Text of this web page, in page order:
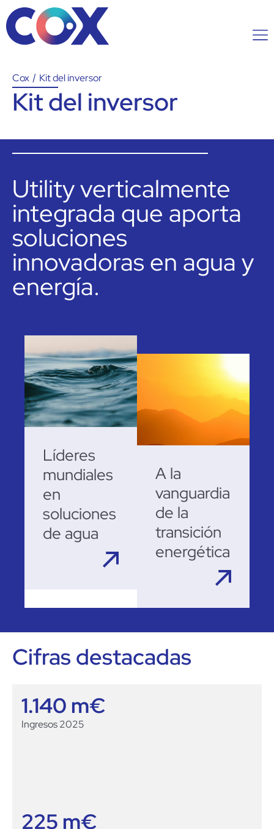
Cox / Kit del inversor
Kit del inversor
Utility verticalmente
integrada que aporta
soluciones
innovadoras en agua y
energía.
Líderes
mundiales
en
soluciones
de agua
A la
vanguardia
de la
transición
energética
Cifras destacadas
Ingresos 2025
1.140 m€
225 m€